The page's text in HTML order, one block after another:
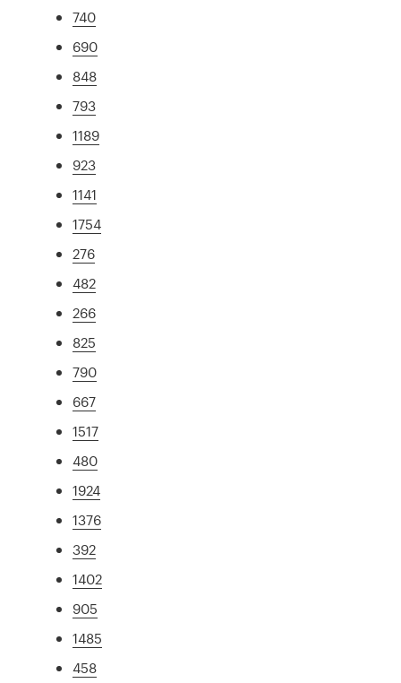
740
690
848
793
1189
923
1141
1754
276
482
266
825
790
667
1517
480
1924
1376
392
1402
905
1485
458